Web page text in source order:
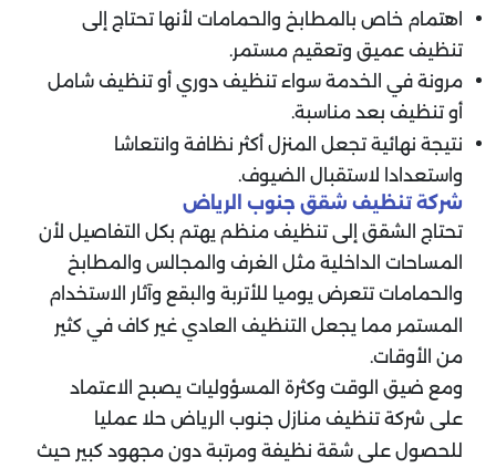
اهتمام خاص بالمطابخ والحمامات لأنها تحتاج إلى
تنظيف عميق وتعقيم مستمر.
مرونة في الخدمة سواء تنظيف دوري أو تنظيف شامل
أو تنظيف بعد مناسبة.
نتيجة نهائية تجعل المنزل أكثر نظافة وانتعاشا
واستعدادا لاستقبال الضيوف.
شركة تنظيف شقق جنوب الرياض
تحتاج الشقق إلى تنظيف منظم يهتم بكل التفاصيل لأن
المساحات الداخلية مثل الغرف والمجالس والمطابخ
والحمامات تتعرض يوميا للأتربة والبقع وآثار الاستخدام
المستمر مما يجعل التنظيف العادي غير كاف في كثير
من الأوقات.
ومع ضيق الوقت وكثرة المسؤوليات يصبح الاعتماد
على شركة تنظيف منازل جنوب الرياض حلا عمليا
للحصول على شقة نظيفة ومرتبة دون مجهود كبير حيث